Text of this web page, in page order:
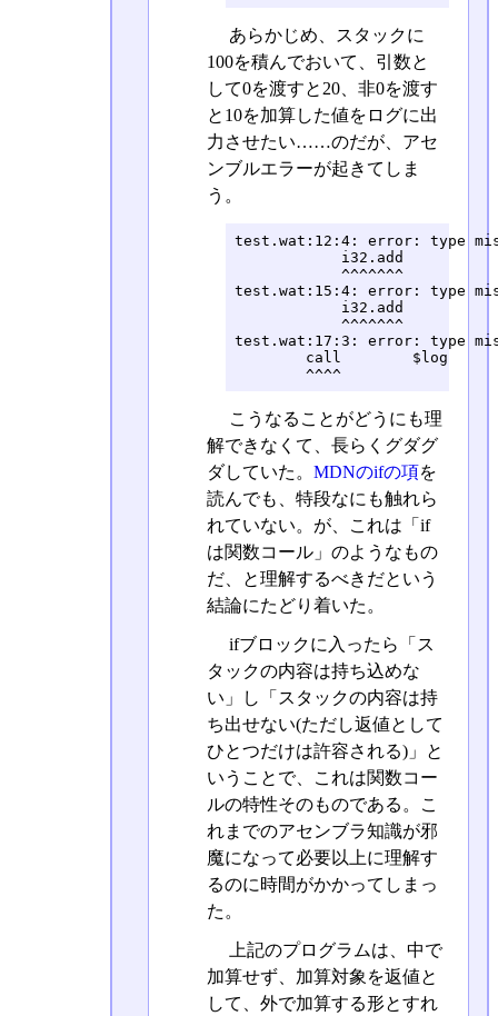
あらかじめ、スタックに
100を積んでおいて、引数と
して0を渡すと20、非0を渡す
と10を加算した値をログに出
力させたい……のだが、アセ
ンブルエラーが起きてしま
う。
test.wat:12:4: error: type
            i32.add
            ^^^^^^^
test.wat:15:4: error: type
            i32.add
            ^^^^^^^
test.wat:17:3: error: type
        call        $log
        ^^^^
こうなることがどうにも理
解できなくて、長らくグダグ
ダしていた。 MDNのifの項を
読んでも、特段なにも触れら
れていない。が、これは「if
は関数コール」のようなもの
だ、と理解するべきだという
結論にたどり着いた。
ifブロックに入ったら「ス
タックの内容は持ち込めな
い」し「スタックの内容は持
ち出せない(ただし返値として
ひとつだけは許容される)」と
いうことで、これは関数コー
ルの特性そのものである。こ
れまでのアセンブラ知識が邪
魔になって必要以上に理解す
るのに時間がかかってしまっ
た。
上記のプログラムは、中で
加算せず、加算対象を返値と
して、外で加算する形とすれ